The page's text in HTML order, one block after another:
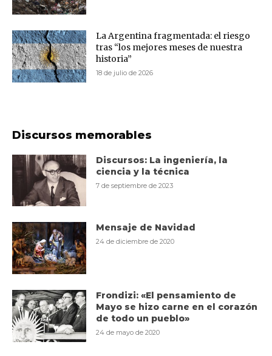
La Argentina fragmentada: el riesgo
tras “los mejores meses de nuestra
historia”
18 de julio de 2026
Discursos memorables
Discursos: La ingeniería, la
ciencia y la técnica
7 de septiembre de 2023
Mensaje de Navidad
24 de diciembre de 2020
Frondizi: «El pensamiento de
Mayo se hizo carne en el corazón
de todo un pueblo»
24 de mayo de 2020